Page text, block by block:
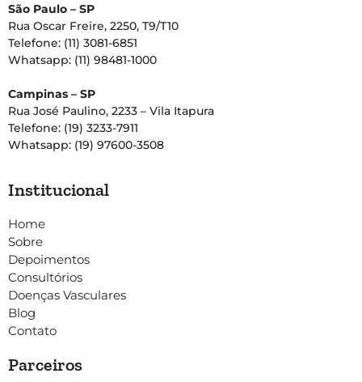
São Paulo – SP
Rua Oscar Freire, 2250, T9/T10
Telefone: (11) 3081-6851
Whatsapp: (11) 98481-1000
Campinas – SP
Rua José Paulino, 2233 – Vila Itapura
Telefone: (19) 3233-7911
Whatsapp: (19) 97600-3508
Institucional
Home
Sobre
Depoimentos
Consultórios
Doenças Vasculares
Blog
Contato
Parceiros